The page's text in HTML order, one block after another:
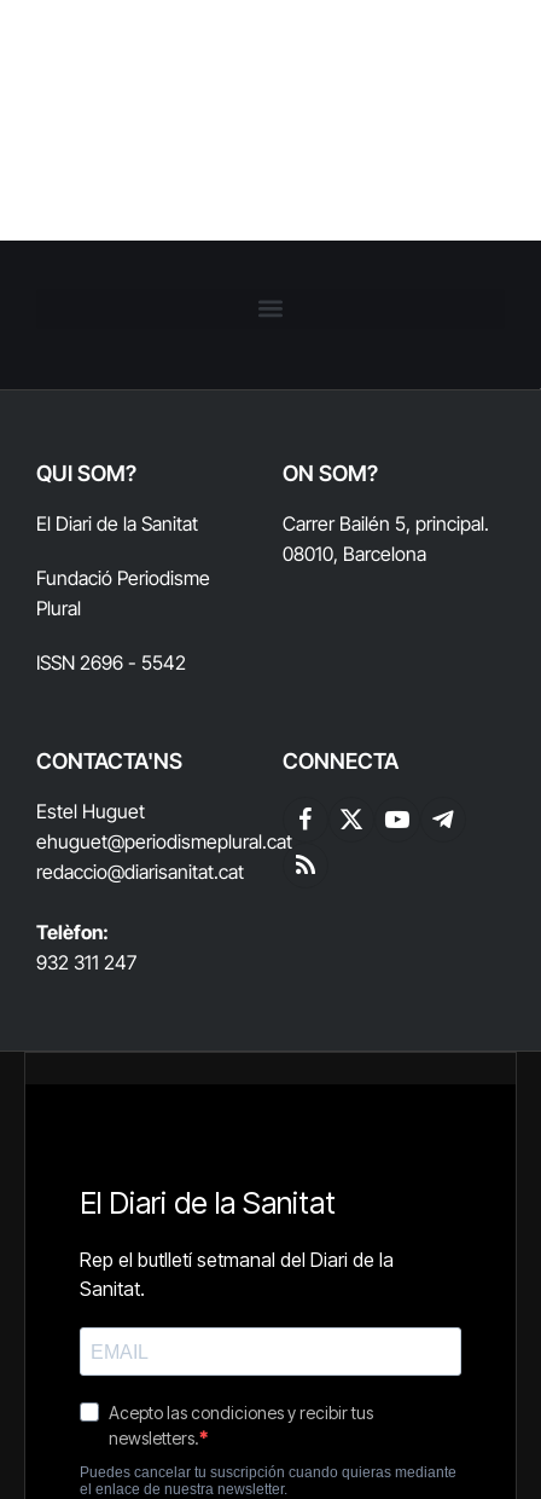
QUI SOM?
El Diari de la Sanitat
Fundació Periodisme
Plural
ISSN 2696 - 5542
ON SOM?
Carrer Bailén 5, principal.
08010, Barcelona
CONTACTA'NS
Estel Huguet
ehuguet@periodismeplural.cat
redaccio@diarisanitat.cat
Telèfon:
932 311 247
CONNECTA
Facebook
X
YouTubeTelegram
RSS